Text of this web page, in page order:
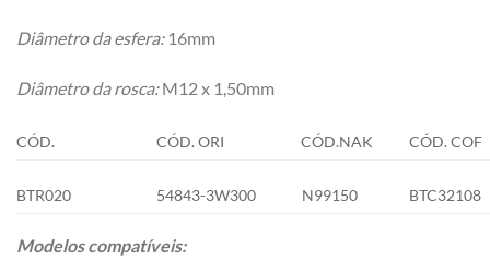
Diâmetro da esfera:16mm
Diâmetro da rosca:M12 x 1,50mm
CÓD. CÓD. ORI CÓD.NAK CÓD. COF
BTR020 54843-3W300 N99150 BTC32108
Modelos compatíveis: